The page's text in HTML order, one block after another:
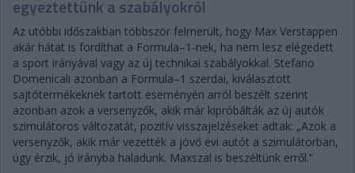
egyeztettünk a szabályokról
Az utóbbi időszakban többször felmerült, hogy Max Verstappen
akár hátat is fordíthat a Formula–1-nek, ha nem lesz elégedett
a sport irányával vagy az új technikai szabályokkal. Stefano
Domenicali azonban a Formula–1 szerdai, kiválasztott
sajtótermékeknek tartott eseményén arról beszélt szerint
azonban azok a versenyzők, akik már kipróbálták az új autók
szimulátoros változatát, pozitív visszajelzéseket adtak: „Azok a
versenyzők, akik már vezették a jövő évi autót a szimulátorban,
úgy érzik, jó irányba haladunk. Maxszal is beszéltünk erről.”